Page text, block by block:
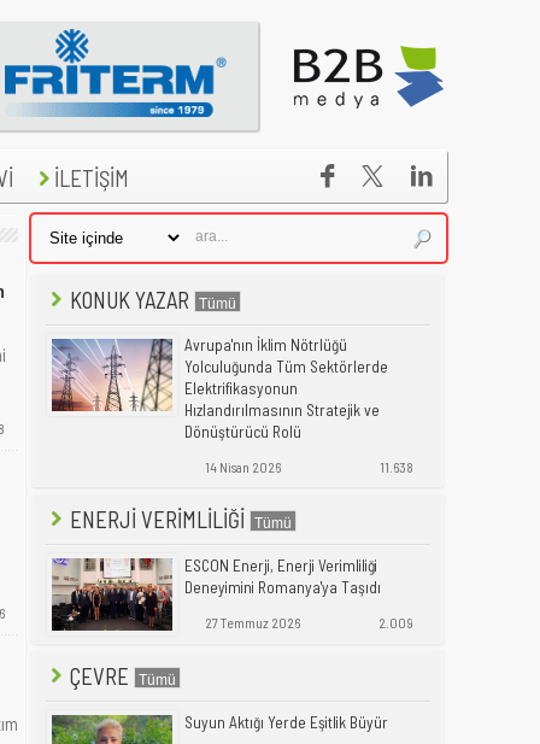
İLETİŞİM 

KONUK YAZAR
Avrupa'nın İklim Nötrlüğü
Yolculuğunda Tüm Sektörlerde
Elektrifikasyonun
Hızlandırılmasının Stratejik ve
Dönüştürücü Rolü
14 Nisan 2026 11.638
ENERJİ VERİMLİLİĞİ
ESCON Enerji, Enerji Verimliliği
Deneyimini Romanya'ya Taşıdı
27 Temmuz 2026 2.009
ÇEVRE
Suyun Aktığı Yerde Eşitlik Büyür